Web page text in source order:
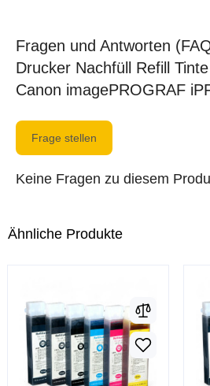
Fragen und Antworten
Drucker Nachfüll Refill
Canon imagePROGRAF
Frage stellen
Keine Fragen zu diesem
Ähnliche Produkte